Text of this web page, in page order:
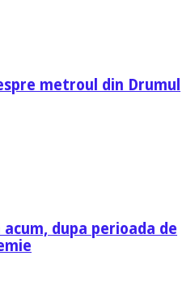
metroul din Drumul
dupa perioada de